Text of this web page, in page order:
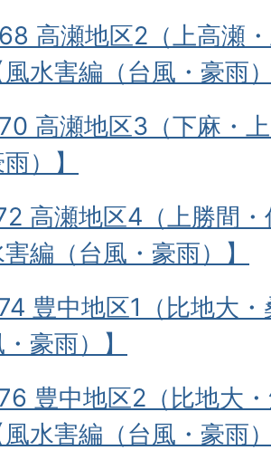
高瀬地区2（上高瀬
水害編（台風・豪雨
高瀬地区3（下麻・
）】
高瀬地区4（上勝間
害編（台風・豪雨）】
豊中地区1（比地大
・豪雨）】
豊中地区2（比地大
水害編（台風・豪雨